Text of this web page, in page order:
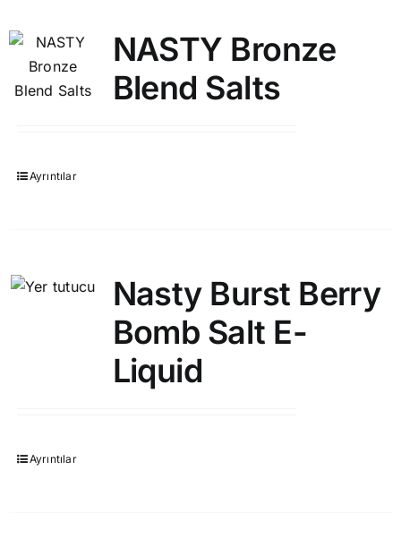
NASTY Bronze
Blend Salts
Ayrıntılar
Nasty Burst Berry
Bomb Salt E-
Liquid
Ayrıntılar